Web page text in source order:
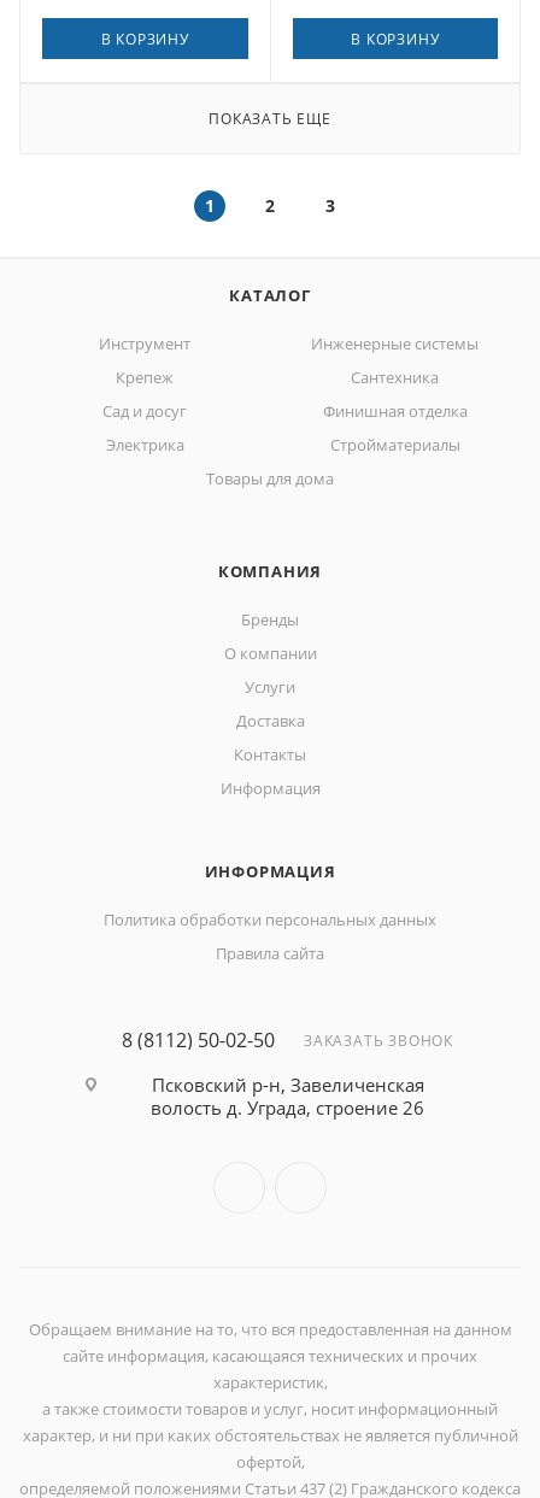
В КОРЗИНУ В КОРЗИНУ
ПОКАЗАТЬ ЕЩЕ
1 2 3
КАТАЛОГ
Инструмент
Инженерные системы
Крепеж
Сантехника
Сад и досуг
Финишная отделка
Электрика
Стройматериалы
Товары для дома
КОМПАНИЯ
Бренды
О компании
Услуги
Доставка
Контакты
Информация
ИНФОРМАЦИЯ
Политика обработки персональных данных
Правила сайта
8 (8112) 50-02-50 ЗАКАЗАТЬ ЗВОНОК
Псковский р-н, Завеличенская
волость д. Уграда, строение 26
Обращаем внимание на то, что вся предоставленная на данном
сайте информация, касающаяся технических и прочих
характеристик,
а также стоимости товаров и услуг, носит информационный
характер, и ни при каких обстоятельствах не является публичной
офертой,
определяемой положениями Статьи 437 (2) Гражданского кодекса